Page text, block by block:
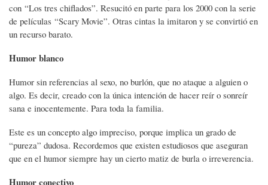
con “Los tres chiflados”. Resucitó en parte para los 2000 con la serie
de películas “Scary Movie”. Otras cintas la imitaron y se convirtió en
un recurso barato.
Humor blanco
Humor sin referencias al sexo, no burlón, que no ataque a alguien o
algo. Es decir, creado con la única intención de hacer reír o sonreír
sana e inocentemente. Para toda la familia.
Este es un concepto algo impreciso, porque implica un grado de
“pureza” dudosa. Recordemos que existen estudiosos que aseguran
que en el humor siempre hay un cierto matiz de burla o irreverencia.
Humor conectivo